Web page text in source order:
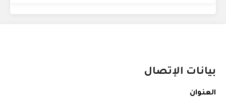
بيانات الإتصال
العنوان